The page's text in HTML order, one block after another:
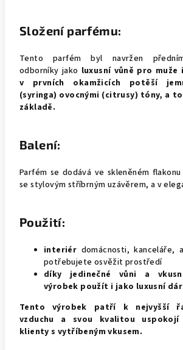
Složení parfému:
Tento parfém byl navržen
odborníky jako luxusní vůně pro muže
v prvních okamžicích potěší
(syringa) ovocnými (citrusy) tóny, a
základě.
Balení:
Parfém se dodává ve skleněném
se stylovým stříbrným uzávěrem, a v
Použití:
interiér domácnosti, kanceláře,
potřebujete osvěžit prostředí
díky jedinečné vůni a
výrobek použít i jako luxusní
Tento výrobek patří k nejvyšší
vzduchu a svou kvalitou
klienty s vytříbeným vkusem.